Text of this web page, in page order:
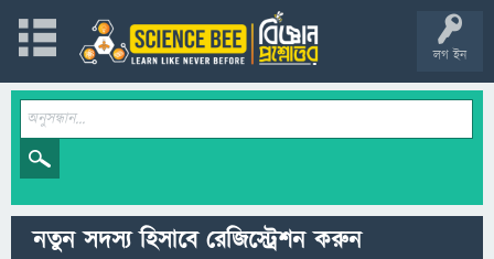
লগ ইন
নতুন সদস্য হিসাবে রেজিস্ট্রেশন করুন